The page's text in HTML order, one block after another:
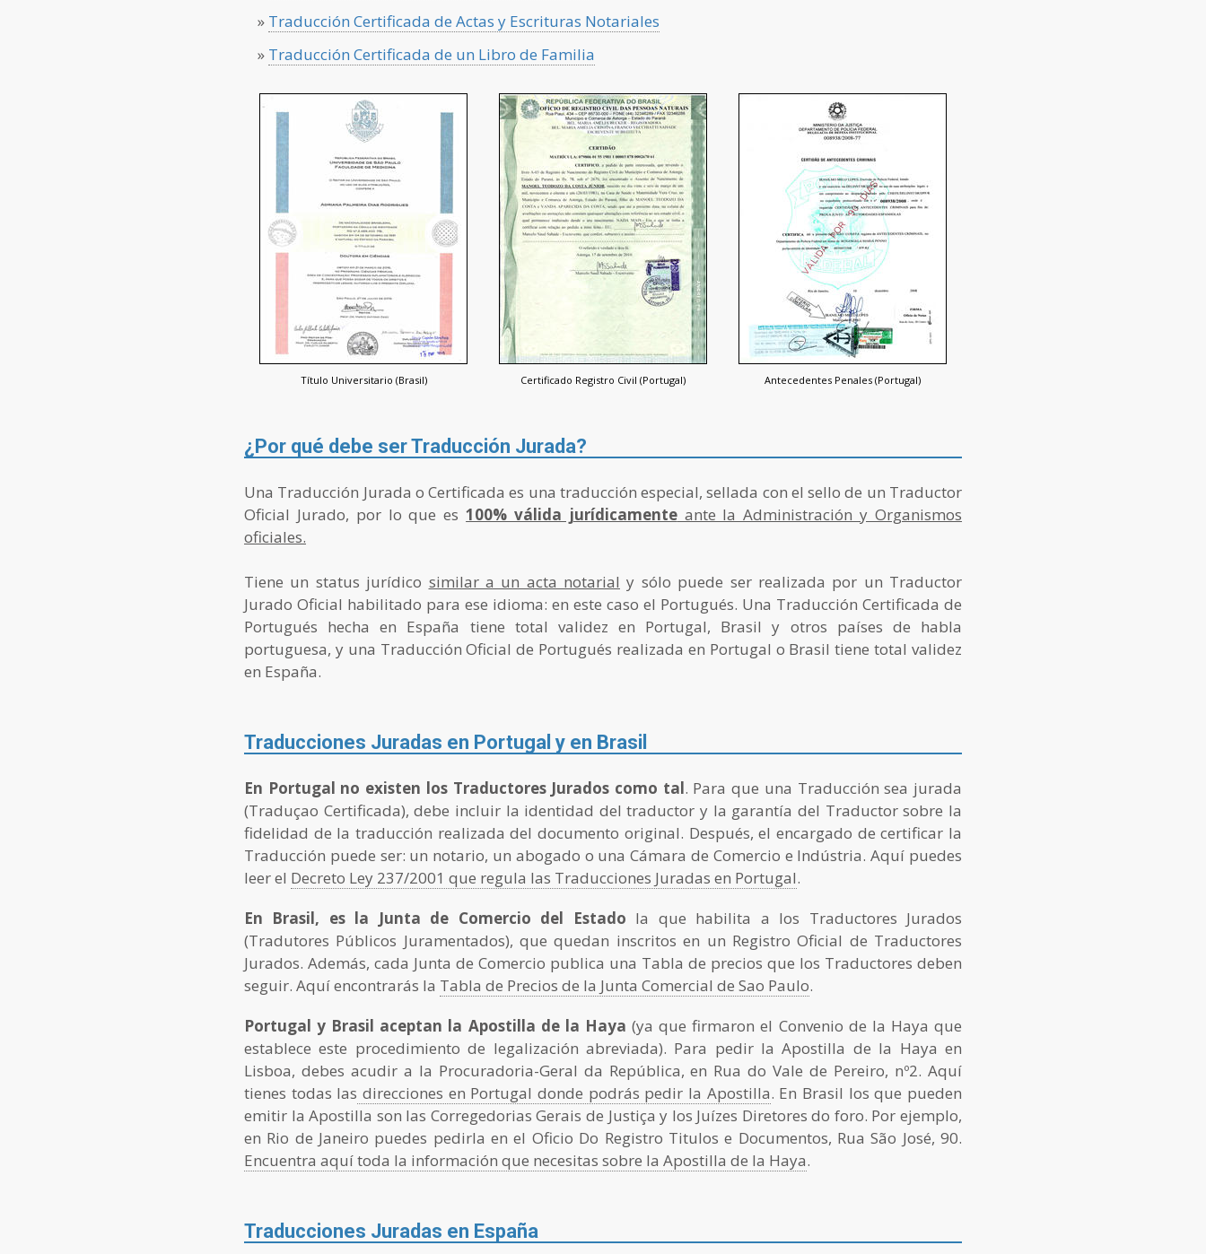
» Traducción Certificada de Actas y Escrituras Notariales
» Traducción Certificada de un Libro de Familia
Título Universitario (Brasil) Certificado Registro Civil (Portugal) Antecedentes Penales (Portugal)
¿Por qué debe ser Traducción Jurada?
Una Traducción Jurada o Certificada es una traducción especial, sellada con el sello de un Traductor
Oficial Jurado, por lo que es100% válida jurídicamenteante la Administración y Organismos
oficiales.
Tiene un status jurídico similar a un acta notarial y sólo puede ser realizada por un Traductor
Jurado Oficial habilitado para ese idioma: en este caso el Portugués. Una Traducción Certificada de
Portugués hecha en España tiene total validez en Portugal, Brasil y otros países de habla
portuguesa, y una Traducción Oficial de Portugués realizada en Portugal o Brasil tiene total validez
en España.
Traducciones Juradas en Portugal y en Brasil
En Portugal no existen los Traductores Jurados como tal. Para que una Traducción sea jurada
(Traduçao Certificada), debe incluir la identidad del traductor y la garantía del Traductor sobre la
fidelidad de la traducción realizada del documento original. Después, el encargado de certificar la
Traducción puede ser: un notario, un abogado o una Cámara de Comercio e Indústria. Aquí puedes
leer el Decreto Ley 237/2001 que regula las Traducciones Juradas en Portugal.
En Brasil, es la Junta de Comercio del Estado la que habilita a los Traductores Jurados
(Tradutores Públicos Juramentados), que quedan inscritos en un Registro Oficial de Traductores
Jurados. Además, cada Junta de Comercio publica una Tabla de precios que los Traductores deben
seguir. Aquí encontrarás la Tabla de Precios de la Junta Comercial de Sao Paulo.
Portugal y Brasil aceptan la Apostilla de la Haya (ya que firmaron el Convenio de la Haya que
establece este procedimiento de legalización abreviada). Para pedir la Apostilla de la Haya en
Lisboa, debes acudir a la Procuradoria-Geral da República, en Rua do Vale de Pereiro, nº2. Aquí
tienes todas las direcciones en Portugal donde podrás pedir la Apostilla. En Brasil los que pueden
emitir la Apostilla son las Corregedorias Gerais de Justiça y los Juízes Diretores do foro. Por ejemplo,
en Rio de Janeiro puedes pedirla en el Oficio Do Registro Titulos e Documentos, Rua São José, 90.
Encuentra aquí toda la información que necesitas sobre la Apostilla de la Haya.
Traducciones Juradas en España